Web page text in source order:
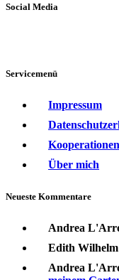
Social Media
Servicemenü
Impressum
Kooperationen
Über mich
Neueste Kommentare
Andrea
Edith Wilhelm
Andrea